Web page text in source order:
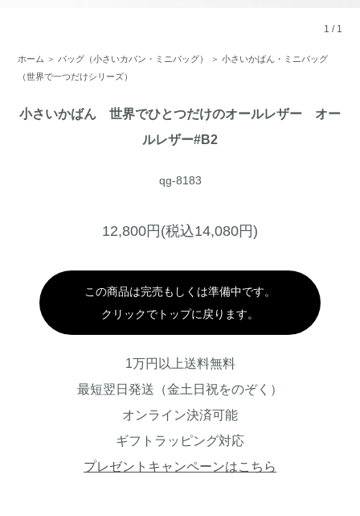
1 / 1
ホーム ＞バッグ（小さいカバン・ミニバッグ） ＞小さいかばん・ミニバッグ
（世界で一つだけシリーズ）
小さいかばん 世界でひとつだけのオールレザー オー
ルレザー#B2
qg-8183
12,800円(税込14,080円)
この商品は完売もしくは準備中です。
クリックでトップに戻ります。
1万円以上送料無料
最短翌日発送（金土日祝をのぞく）
オンライン決済可能
ギフトラッピング対応
プレゼントキャンペーンはこちら